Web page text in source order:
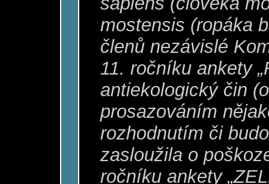
mostensis (ropáka
členů nezávislé
11. ročníku ankety
antiekologický čin
prosazováním
rozhodnutím či
zasloužila o
ročníku ankety